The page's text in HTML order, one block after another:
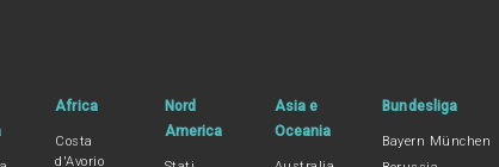
Africa
Costa
d'Avorio
Nord
America
Asia e
Oceania
Bundesliga
Bayern München